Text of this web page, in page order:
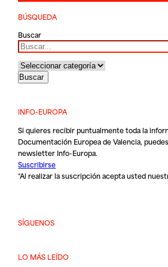
BÚSQUEDA
Buscar
INFO-EUROPA
Si quieres recibir puntualmente toda la
Documentación Europea de Valencia,
newsletter Info-Europa.
Suscribirse
*Al realizar la suscripción acepta usted
SÍGUENOS
LO MÁS LEÍDO